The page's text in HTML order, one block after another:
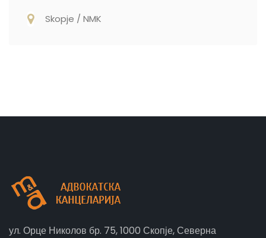
Skopje / NMK
ул. Орце Николов бр. 75, 1000 Скопје, Северна